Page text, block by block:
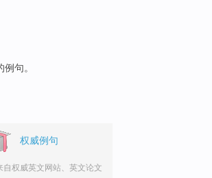
例句。
权威例句
自权威英文网站、英文论文